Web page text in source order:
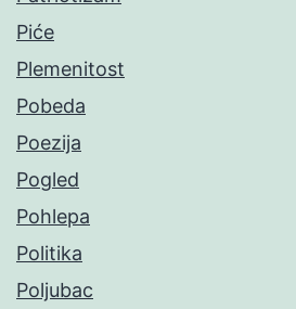
Piće
Plemenitost
Pobeda
Poezija
Pogled
Pohlepa
Politika
Poljubac